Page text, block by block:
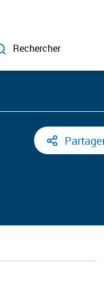
Rechercher